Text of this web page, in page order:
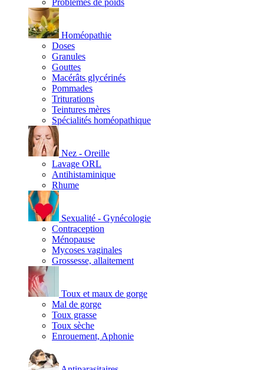
Problèmes de poids
Homéopathie
Doses
Granules
Gouttes
Macérâts glycérinés
Pommades
Triturations
Teintures mères
Spécialités homéopathique
Nez - Oreille
Lavage ORL
Antihistaminique
Rhume
Sexualité - Gynécologie
Contraception
Ménopause
Mycoses vaginales
Grossesse, allaitement
Toux et maux de gorge
Mal de gorge
Toux grasse
Toux sèche
Enrouement, Aphonie